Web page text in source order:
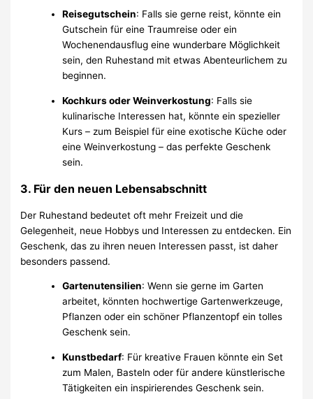
Reisegutschein: Falls sie gerne reist, könnte ein
Gutschein für eine Traumreise oder ein
Wochenendausflug eine wunderbare Möglichkeit
sein, den Ruhestand mit etwas Abenteurlichem zu
beginnen.
Kochkurs oder Weinverkostung: Falls sie
kulinarische Interessen hat, könnte ein spezieller
Kurs – zum Beispiel für eine exotische Küche oder
eine Weinverkostung – das perfekte Geschenk
sein.
3. Für den neuen Lebensabschnitt
Der Ruhestand bedeutet oft mehr Freizeit und die
Gelegenheit, neue Hobbys und Interessen zu entdecken. Ein
Geschenk, das zu ihren neuen Interessen passt, ist daher
besonders passend.
Gartenutensilien: Wenn sie gerne im Garten
arbeitet, könnten hochwertige Gartenwerkzeuge,
Pflanzen oder ein schöner Pflanzentopf ein tolles
Geschenk sein.
Kunstbedarf: Für kreative Frauen könnte ein Set
zum Malen, Basteln oder für andere künstlerische
Tätigkeiten ein inspirierendes Geschenk sein.